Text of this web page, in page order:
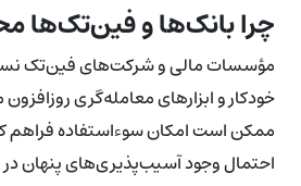
چرا بانک‌ها و فین‌تک‌ها
مؤسسات مالی و شرکت‌های فین‌تک
خودکار و ابزارهای معامله‌گری
ممکن است امکان سوءاستفاده فراهم
احتمال وجود آسیب‌پذیری‌های پنهان